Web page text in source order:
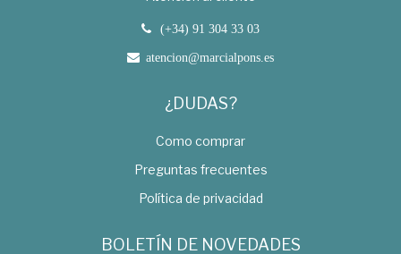
(+34) 91 304 33 03
atencion@marcialpons.es
¿DUDAS?
Como comprar
Preguntas frecuentes
Política de privacidad
BOLETÍN DE NOVEDADES